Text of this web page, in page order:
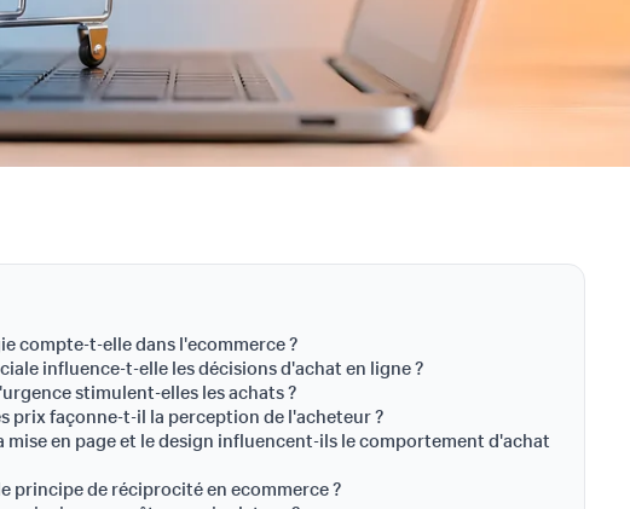
compte-t-elle dans l'ecommerce ?
influence-t-elle les décisions d'achat en ligne ?
stimulent-elles les achats ?
prix façonne-t-il la perception de l'acheteur ?
mise en page et le design influencent-ils le comportement d'achat
principe de réciprocité en ecommerce ?